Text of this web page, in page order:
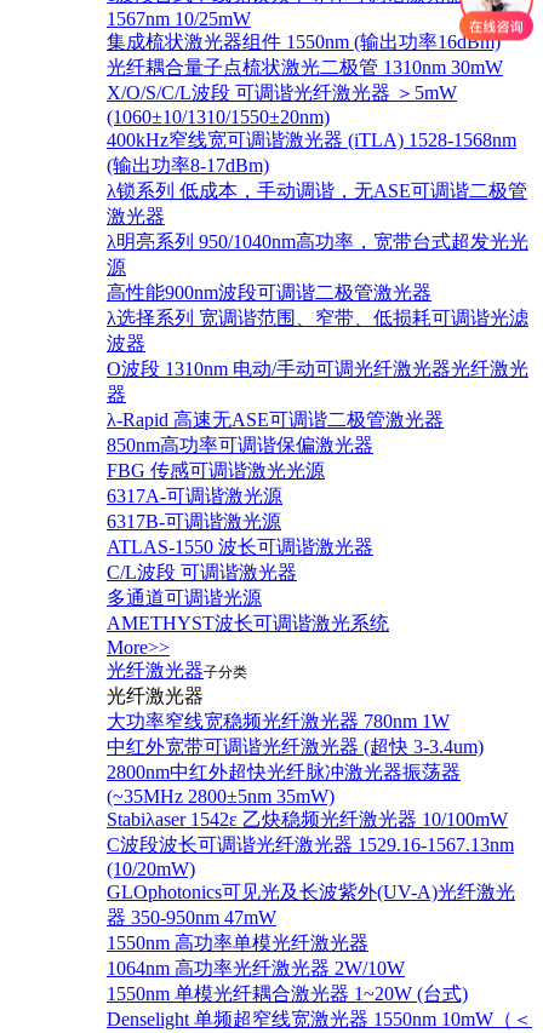
1567nm 10/25mW
集成梳状激光器组件 1550nm (输出功率16dBm)
光纤耦合量子点梳状激光二极管 1310nm 30mW
X/O/S/C/L波段 可调谐光纤激光器 ＞5mW
(1060±10/1310/1550±20nm)
400kHz窄线宽可调谐激光器 (iTLA) 1528-1568nm
(输出功率8-17dBm)
λ锁系列 低成本，手动调谐，无ASE可调谐二极管
激光器
λ明亮系列 950/1040nm高功率，宽带台式超发光光
源
高性能900nm波段可调谐二极管激光器
λ选择系列 宽调谐范围、窄带、低损耗可调谐光滤
波器
O波段 1310nm 电动/手动可调光纤激光器光纤激光
器
λ-Rapid 高速无ASE可调谐二极管激光器
850nm高功率可调谐保偏激光器
FBG 传感可调谐激光光源
6317A-可调谐激光源
6317B-可调谐激光源
ATLAS-1550 波长可调谐激光器
C/L波段 可调谐激光器
多通道可调谐光源
AMETHYST波长可调谐激光系统
More>>
光纤激光器子分类
光纤激光器
大功率窄线宽稳频光纤激光器 780nm 1W
中红外宽带可调谐光纤激光器 (超快 3-3.4um)
2800nm中红外超快光纤脉冲激光器振荡器
(~35MHz 2800±5nm 35mW)
Stabiλaser 1542ε 乙炔稳频光纤激光器 10/100mW
C波段波长可调谐光纤激光器 1529.16-1567.13nm
(10/20mW)
GLOphotonics可见光及长波紫外(UV-A)光纤激光
器 350-950nm 47mW
1550nm 高功率单模光纤激光器
1064nm 高功率光纤激光器 2W/10W
1550nm 单模光纤耦合激光器 1~20W (台式)
Denselight 单频超窄线宽激光器 1550nm 10mW（＜